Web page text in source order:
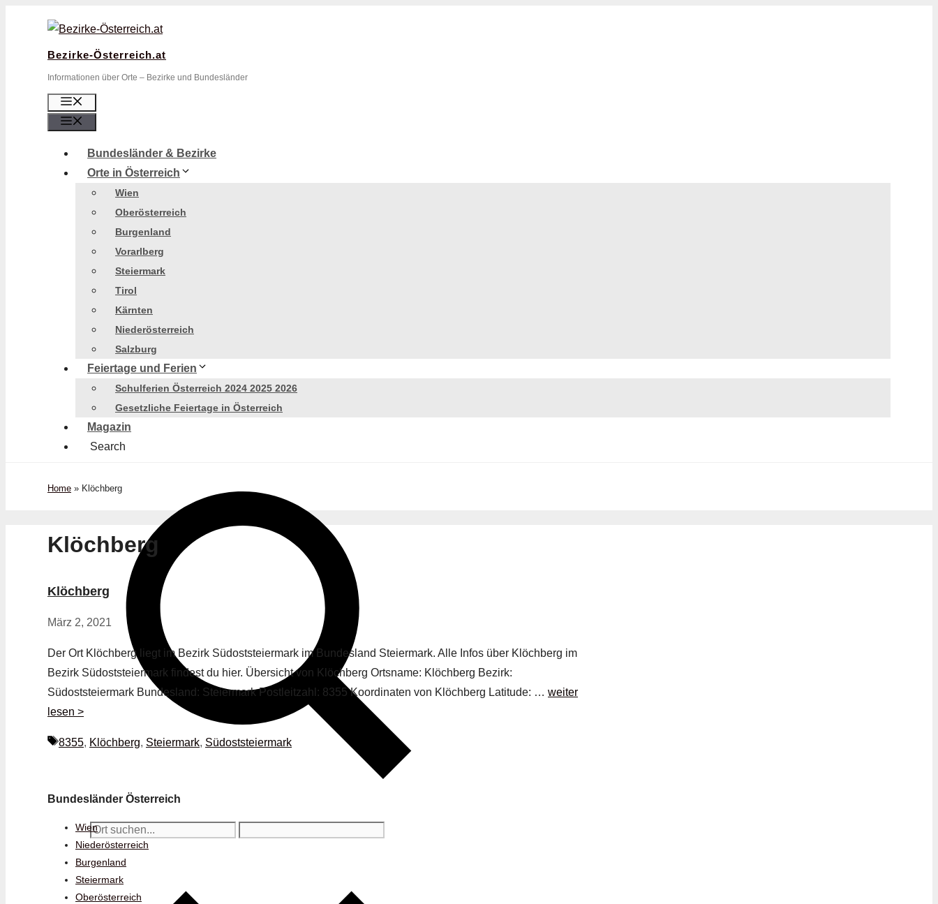
Bezirke-Österreich.at
Informationen über Orte – Bezirke und Bundesländer
Bundesländer & Bezirke
Orte in Österreich
Wien
Oberösterreich
Burgenland
Vorarlberg
Steiermark
Tirol
Kärnten
Niederösterreich
Salzburg
Feiertage und Ferien
Schulferien Österreich 2024 2025 2026
Gesetzliche Feiertage in Österreich
Magazin
Search
Home » Klöchberg
Klöchberg
Klöchberg
März 2, 2021
Der Ort Klöchberg liegt im Bezirk Südoststeiermark im Bundesland Steiermark. Alle Infos über Klöchberg im
Bezirk Südoststeiermark findest du hier. Übersicht von Klöchberg Ortsname: Klöchberg Bezirk:
Südoststeiermark Bundesland: Steiermark Postleitzahl: 8355 Koordinaten von Klöchberg Latitude: … weiter
lesen >
Schlagwörter
8355, Klöchberg, Steiermark, Südoststeiermark
Bundesländer Österreich
Wien
Niederösterreich
Burgenland
Steiermark
Oberösterreich